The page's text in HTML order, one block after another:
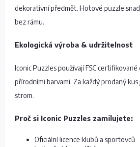
dekorativní předmět. Hotové puzzle
bez rámu.
Ekologická výroba & udržitelnost
Iconic Puzzles používají FSC
přírodními barvami. Za každý prodaný
strom.
Proč si Iconic Puzzles zamilujete:
Oficiální licence klubů a sportovců